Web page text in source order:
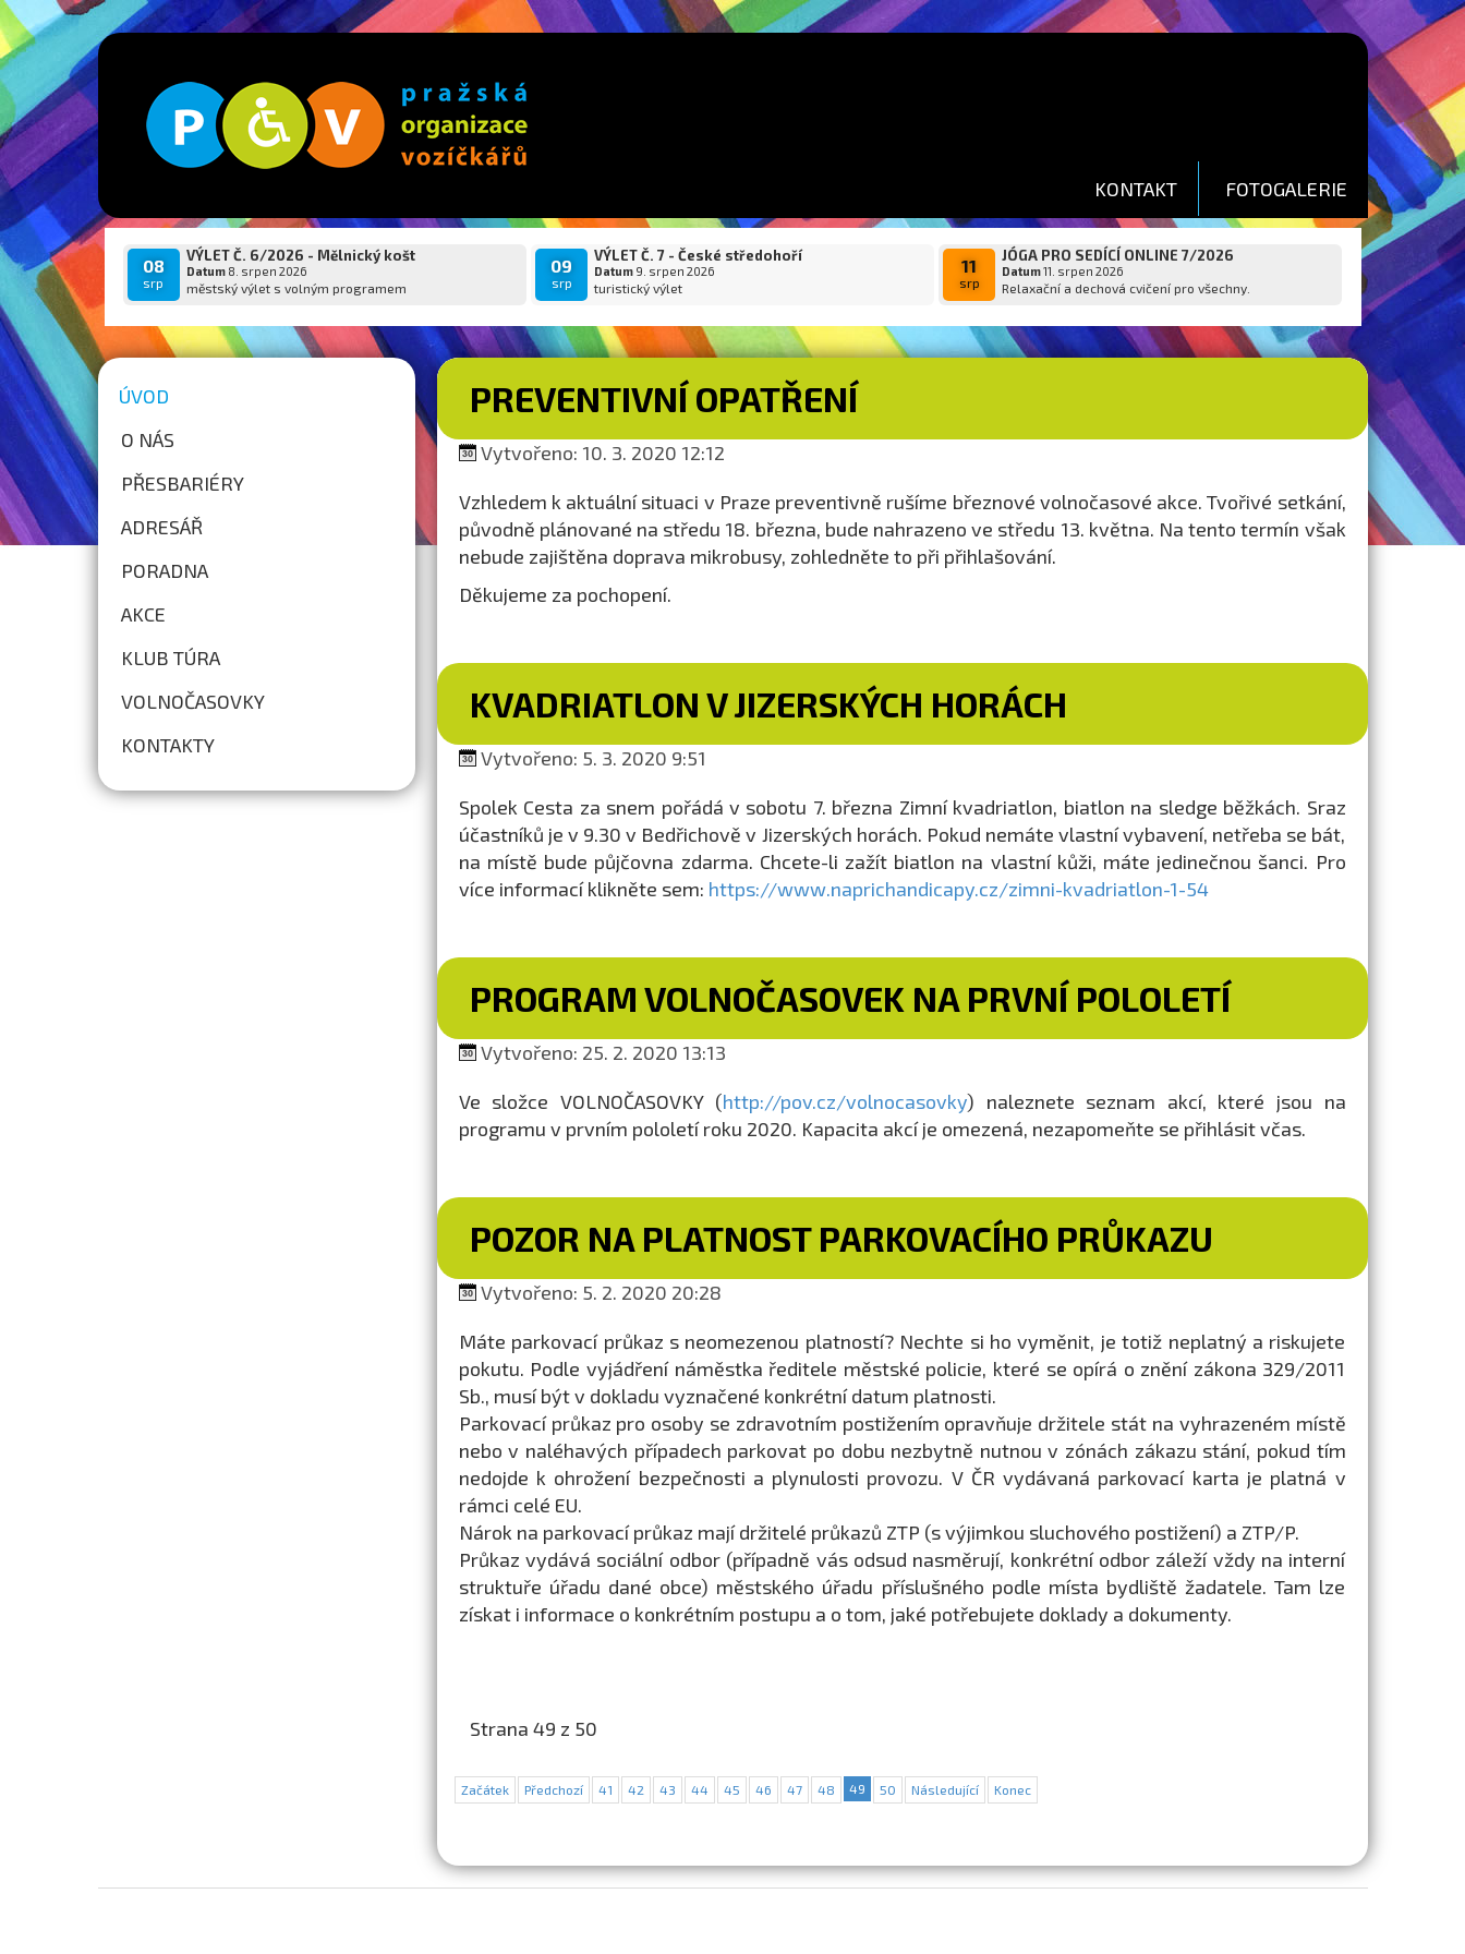
KONTAKT FOTOGALERIE
08
srp
VÝLET Č. 6/2026 - Mělnický košt
Datum8. srpen 2026
městský výlet s volným programem
09
srp
VÝLET Č. 7 - České středohoří
Datum 9. srpen 2026
turistický výlet
11
srp
JÓGA PRO SEDÍCÍ ONLINE 7/2026
Datum11. srpen 2026
Relaxační a dechová cvičení pro všechny.
ÚVOD
O NÁS
PŘESBARIÉRY
ADRESÁŘ
PORADNA
AKCE
KLUB TÚRA
VOLNOČASOVKY
KONTAKTY
PREVENTIVNÍ OPATŘENÍ
Vytvořeno: 10. 3. 2020 12:12
Vzhledem k aktuální situaci v Praze preventivně rušíme březnové volnočasové akce. Tvořivé setkání,
původně plánované na středu 18. března, bude nahrazeno ve středu 13. května. Na tento termín však
nebude zajištěna doprava mikrobusy, zohledněte to při přihlašování.
Děkujeme za pochopení.
KVADRIATLON V JIZERSKÝCH HORÁCH
Vytvořeno: 5. 3. 2020 9:51
Spolek Cesta za snem pořádá v sobotu 7. března Zimní kvadriatlon, biatlon na sledge běžkách. Sraz
účastníků je v 9.30 v Bedřichově v Jizerských horách. Pokud nemáte vlastní vybavení, netřeba se bát,
na místě bude půjčovna zdarma. Chcete-li zažít biatlon na vlastní kůži, máte jedinečnou šanci. Pro
více informací klikněte sem: https://www.naprichandicapy.cz/zimni-kvadriatlon-1-54
PROGRAM VOLNOČASOVEK NA PRVNÍ POLOLETÍ
Vytvořeno: 25. 2. 2020 13:13
Ve složce VOLNOČASOVKY (http://pov.cz/volnocasovky) naleznete seznam akcí, které jsou na
programu v prvním pololetí roku 2020. Kapacita akcí je omezená, nezapomeňte se přihlásit včas.
POZOR NA PLATNOST PARKOVACÍHO PRŮKAZU
Vytvořeno: 5. 2. 2020 20:28
Máte parkovací průkaz s neomezenou platností? Nechte si ho vyměnit, je totiž neplatný a riskujete
pokutu. Podle vyjádření náměstka ředitele městské policie, které se opírá o znění zákona 329/2011
Sb., musí být v dokladu vyznačené konkrétní datum platnosti.
Parkovací průkaz pro osoby se zdravotním postižením opravňuje držitele stát na vyhrazeném místě
nebo v naléhavých případech parkovat po dobu nezbytně nutnou v zónách zákazu stání, pokud tím
nedojde k ohrožení bezpečnosti a plynulosti provozu. V ČR vydávaná parkovací karta je platná v
rámci celé EU.
Nárok na parkovací průkaz mají držitelé průkazů ZTP (s výjimkou sluchového postižení) a ZTP/P.
Průkaz vydává sociální odbor (případně vás odsud nasměrují, konkrétní odbor záleží vždy na interní
struktuře úřadu dané obce) městského úřadu příslušného podle místa bydliště žadatele. Tam lze
získat i informace o konkrétním postupu a o tom, jaké potřebujete doklady a dokumenty.
Strana 49 z 50
Začátek Předchozí 41 42 43 44 45 46 47 48 49 50 Následující Konec